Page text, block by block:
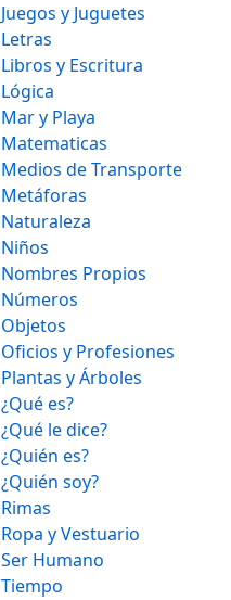
Juegos y Juguetes
Letras
Libros y Escritura
Lógica
Mar y Playa
Matematicas
Medios de Transporte
Metáforas
Naturaleza
Niños
Nombres Propios
Números
Objetos
Oficios y Profesiones
Plantas y Árboles
¿Qué es?
¿Qué le dice?
¿Quién es?
¿Quién soy?
Rimas
Ropa y Vestuario
Ser Humano
Tiempo